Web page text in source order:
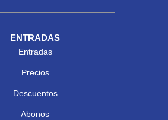
ENTRADAS
Entradas
Precios
Descuentos
Abonos